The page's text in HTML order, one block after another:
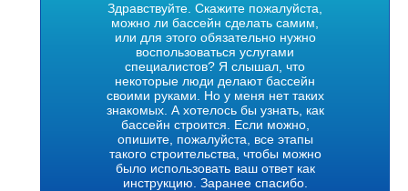
Здравствуйте. Скажите пожалуйста,
можно ли бассейн сделать самим,
или для этого обязательно нужно
воспользоваться услугами
специалистов? Я слышал, что
некоторые люди делают бассейн
своими руками. Но у меня нет таких
знакомых. А хотелось бы узнать, как
бассейн строится. Если можно,
опишите, пожалуйста, все этапы
такого строительства, чтобы можно
было использовать ваш ответ как
инструкцию. Заранее спасибо.